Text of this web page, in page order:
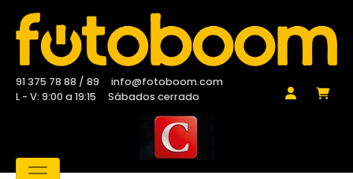
91 375 78 88 / 89
info@fotoboom.com
L - V: 9:00 a 19:15
Sábados cerrado